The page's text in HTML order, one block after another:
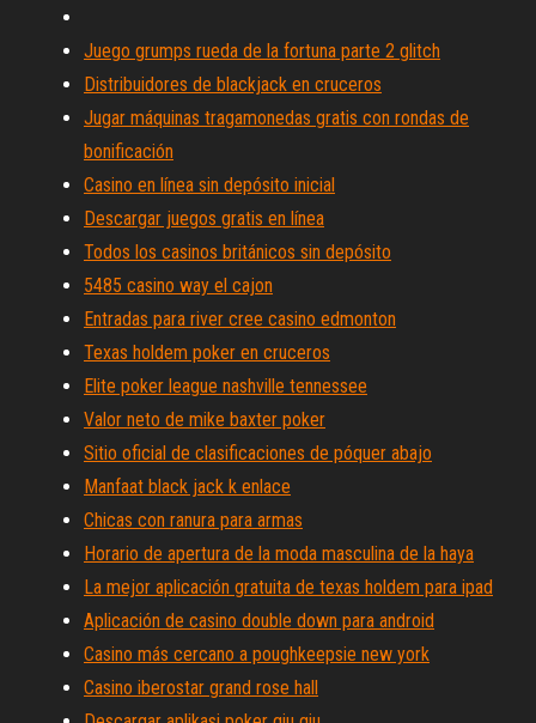
Juego grumps rueda de la fortuna parte 2 glitch
Distribuidores de blackjack en cruceros
Jugar máquinas tragamonedas gratis con rondas de
bonificación
Casino en línea sin depósito inicial
Descargar juegos gratis en línea
Todos los casinos británicos sin depósito
5485 casino way el cajon
Entradas para river cree casino edmonton
Texas holdem poker en cruceros
Elite poker league nashville tennessee
Valor neto de mike baxter poker
Sitio oficial de clasificaciones de póquer abajo
Manfaat black jack k enlace
Chicas con ranura para armas
Horario de apertura de la moda masculina de la haya
La mejor aplicación gratuita de texas holdem para ipad
Aplicación de casino double down para android
Casino más cercano a poughkeepsie new york
Casino iberostar grand rose hall